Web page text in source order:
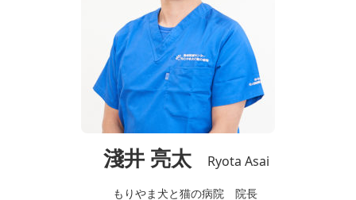
淺井 亮太 Ryota Asai
もりやま犬と猫の病院 院長